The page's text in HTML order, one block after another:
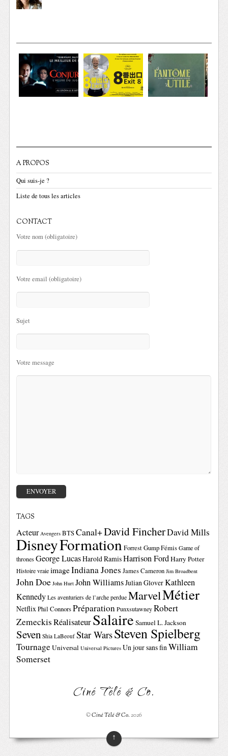
A PROPOS
Qui suis-je ?
Liste de tous les articles
CONTACT
Votre nom (obligatoire)
Votre email (obligatoire)
Sujet
Votre message
TAGS
Acteur Avengers BTSCanal+David FincherDavid Mills
DisneyFormationForrest GumpFémis Game of
thrones George LucasHarold RamisHarrison FordHarry Potter
Histoire vraie imageIndiana Jones James Cameron Jim Broadbent
John Doe John Hurt John WilliamsJulian GloverKathleen
Kennedy Les aventuriers de l’arche perdue MarvelMétier
NetflixPhil ConnorsPréparation Punxsutawney Robert
ZemeckisRéalisateurSalaire Samuel L. Jackson
Seven Shia LaBeouf Star WarsSteven Spielberg
TournageUniversal Universal Pictures Un jour sans finWilliam
Somerset
Ciné Télé & Co.
©Ciné Télé & Co.2026
↑